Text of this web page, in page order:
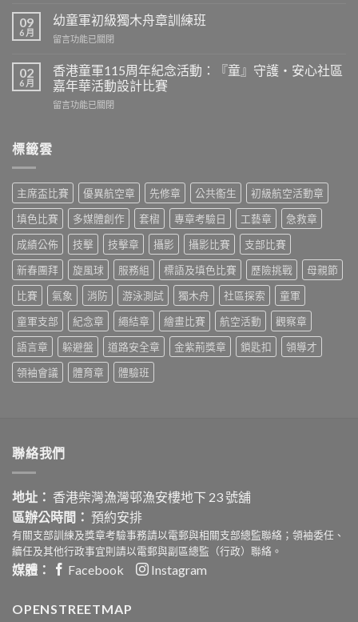
中
爾
頓
錦
賽
–
柴
多
利
亞
城
區
選
拔
賽〉
中
灣
區
小
童
軍
自
比
賽
2026
結
果〉
中
09
6 月
幼童軍初級獨木舟章訓練班
在
童
軍
初
級
練
班〉
中
留言功能已關閉
02
6 月
香港童軍115周年紀念活動：『童』守護‧安心社區
嘉年華活動設計比賽
在
周
年
紀
念
活
動：
『童』
守
護‧
安
心
社
嘉
年
計
比
留言功能已關閉
標籤雲
主席盃比賽 優異航空章 先修章 公共䘙生
初級航空活動章
填色比賽
多媒體創作 套槢 專章考驗日 工藝章
急救章
成績公佈
技擊 技擊章 攝影 攝影比賽
支部比賽
新春團拜
旋風球 服務組 標語及填色比賽 歷險挑戰
母親節
比賽
氣象 消防 游泳測試 獨木舟 社區探索
童軍
童軍支部
紀念章 繩結章 繪畫比賽 航空活動
觀察章
語言章
躲避盤 道路安全章 金紫荊獎章 鎖匙扣
領導才
領袖會議
體育章 體驗班
聯絡我們
地址： 香港柴灣漁灣邨漁安樓地下 23 號舖
區辦公時間： 預約安排
有關支部訓練及獎章考驗事務請以電郵與相關支部總監聯絡；領袖委任、
續任及其他行政事宜則請以電郵與副區總監（行政）聯絡。
媒體： Facebook Instagram
OPENSTREETMAP